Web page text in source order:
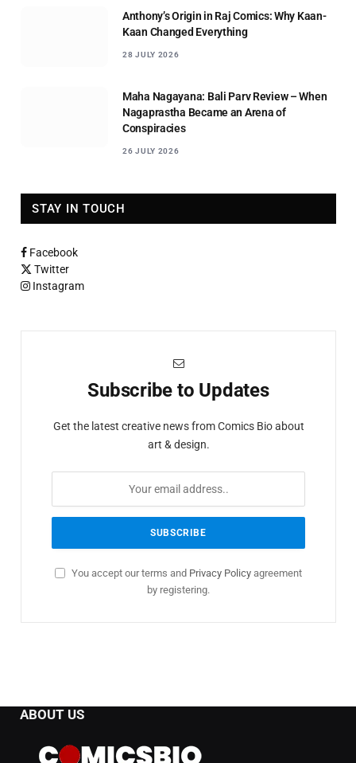
Anthony’s Origin in Raj Comics: Why Kaan-
Kaan Changed Everything
28 JULY 2026
Maha Nagayana: Bali Parv Review – When
Nagaprastha Became an Arena of
Conspiracies
26 JULY 2026
STAY IN TOUCH
Facebook
Twitter
Instagram
Subscribe to Updates
Get the latest creative news from Comics Bio about
art & design.
You accept our terms and Privacy Policy agreement
by registering.
ABOUT US